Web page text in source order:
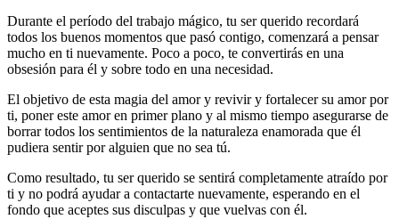
Durante el período del trabajo mágico, tu ser querido recordará
todos los buenos momentos que pasó contigo, comenzará a pensar
mucho en ti nuevamente. Poco a poco, te convertirás en una
obsesión para él y sobre todo en una necesidad.
El objetivo de esta magia del amor y revivir y fortalecer su amor por
ti, poner este amor en primer plano y al mismo tiempo asegurarse de
borrar todos los sentimientos de la naturaleza enamorada que él
pudiera sentir por alguien que no sea tú.
Como resultado, tu ser querido se sentirá completamente atraído por
ti y no podrá ayudar a contactarte nuevamente, esperando en el
fondo que aceptes sus disculpas y que vuelvas con él.